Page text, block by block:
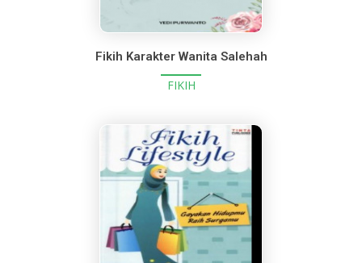
Fikih Karakter Wanita Salehah
FIKIH